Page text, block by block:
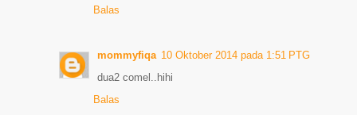
Balas
mommyfiqa 10 Oktober 2014 pada 1:51 PTG
dua2 comel..hihi
Balas